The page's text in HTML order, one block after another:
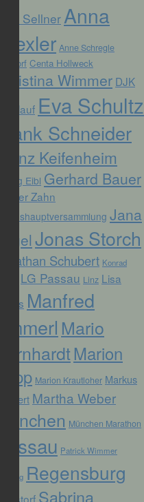
Alex Sellner Anna
Drexler Anne Schregle
Arnstorf Centa Hollweck
Christina Wimmer DJK
Domlauf Eva Schultz
Frank Schneider
Franz Keifenheim
Georg Eibl Gerhard Bauer
Günter Zahn
Jahreshauptversammlung Jana
Vogel Jonas Storch
Jonathan Schubert Konrad
LG Passau Linz Lisa
Fuchs Manfred
Ammerl Mario
Marion
Kopp Marion Krautloher Markus
Weinert Martha Weber
München München Marathon
Passau Patrick Wimmer
Pocking Regensburg
Ruhstorf Sabrina